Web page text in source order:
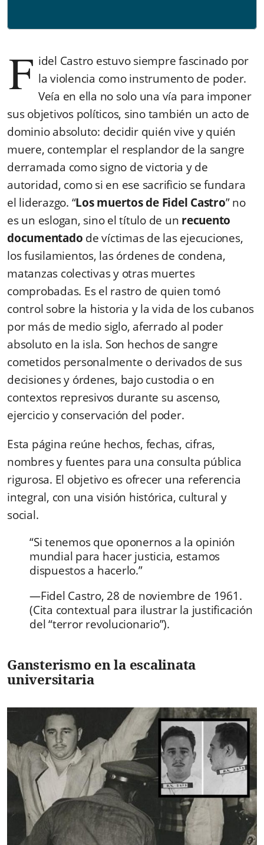
F idel Castro estuvo siempre fascinado por
la violencia como instrumento de poder.
Veía en ella no solo una vía para imponer
sus objetivos políticos, sino también un acto de
dominio absoluto: decidir quién vive y quién
muere, contemplar el resplandor de la sangre
derramada como signo de victoria y de
autoridad, como si en ese sacrificio se fundara
el liderazgo. “Los muertos de Fidel Castro” no
es un eslogan, sino el título de un recuento
documentado de víctimas de las ejecuciones,
los fusilamientos, las órdenes de condena,
matanzas colectivas y otras muertes
comprobadas. Es el rastro de quien tomó
control sobre la historia y la vida de los cubanos
por más de medio siglo, aferrado al poder
absoluto en la isla. Son hechos de sangre
cometidos personalmente o derivados de sus
decisiones y órdenes, bajo custodia o en
contextos represivos durante su ascenso,
ejercicio y conservación del poder.
Esta página reúne hechos, fechas, cifras,
nombres y fuentes para una consulta pública
rigurosa. El objetivo es ofrecer una referencia
integral, con una visión histórica, cultural y
social.
“Si tenemos que oponernos a la opinión
mundial para hacer justicia, estamos
dispuestos a hacerlo.”
—Fidel Castro, 28 de noviembre de 1961.
(Cita contextual para ilustrar la justificación
del “terror revolucionario”).
Gansterismo en la escalinata
universitaria